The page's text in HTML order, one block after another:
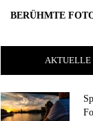
BERÜHMTE
AKTUELLE